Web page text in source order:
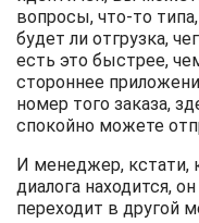
вопросы, что-то
будет ли отгрузка,
есть это быстрее,
стороннее
номер того заказа,
спокойно можете
И менеджер, кстати,
диалога находится,
переходит в другой